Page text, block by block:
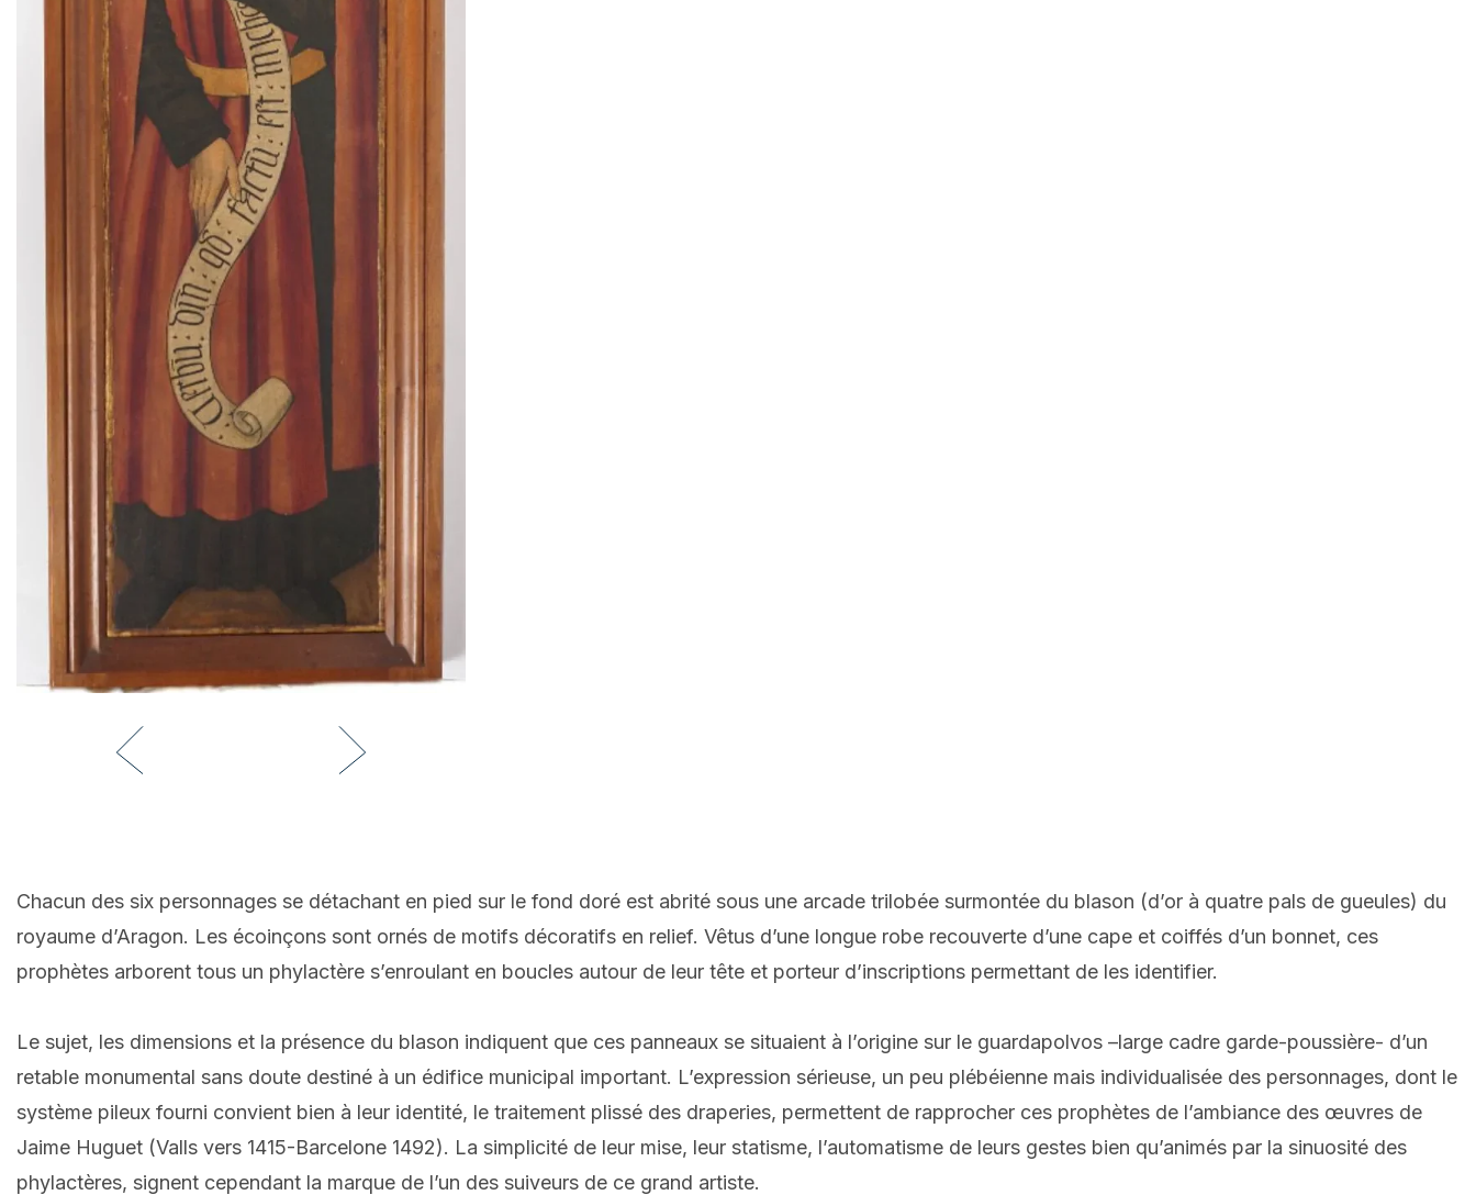
Chacun des six personnages se détachant en pied sur le fond doré est abrité sous une arcade trilobée surmontée du blason (d’or à quatre pals de gueules) du
royaume d’Aragon. Les écoinçons sont ornés de motifs décoratifs en relief. Vêtus d’une longue robe recouverte d’une cape et coiffés d’un bonnet, ces
prophètes arborent tous un phylactère s’enroulant en boucles autour de leur tête et porteur d’inscriptions permettant de les identifier.
Le sujet, les dimensions et la présence du blason indiquent que ces panneaux se situaient à l’origine sur le guardapolvos –large cadre garde-poussière- d’un
retable monumental sans doute destiné à un édifice municipal important. L’expression sérieuse, un peu plébéienne mais individualisée des personnages, dont le
système pileux fourni convient bien à leur identité, le traitement plissé des draperies, permettent de rapprocher ces prophètes de l’ambiance des œuvres de
Jaime Huguet (Valls vers 1415-Barcelone 1492). La simplicité de leur mise, leur statisme, l’automatisme de leurs gestes bien qu’animés par la sinuosité des
phylactères, signent cependant la marque de l’un des suiveurs de ce grand artiste.